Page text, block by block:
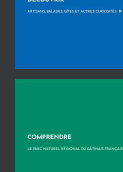
ARTISANS, BALADES, GÎTES ET AUTRES CURIOSITÉS >
COMPRENDRE
LE PARC NATUREL RÉGIONAL DU GÂTINAIS FRANÇAIS